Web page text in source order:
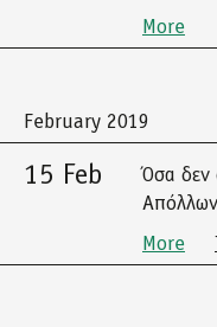
More
February 2019
15 Feb
Όσα δεν
More